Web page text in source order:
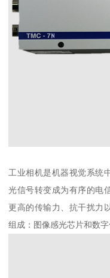
工业相机是机器视觉系统
光信号转变成为有序的电
更高的传输力、抗干扰力
组成：图像感光芯片和数字